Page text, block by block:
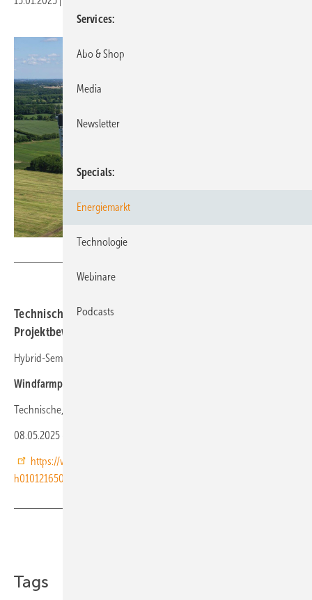
Technische, rechtliche und finanzielle Kriterien der
Projektbewertung
Hybrid-Seminar
Windfarmplanung und Projektprüfung
Technische, rechtliche und finanzielle Kriterien der Projektbewertung
08.05.2025 – 09.05.2025, Essen
https://www.hdt.de/windparkplanung-und-projektpruefung-
h010121650
Tags
Services
Abo & Shop
Media
Newsletter
Specials
Energiemarkt
Technologie
Webinare
Podcasts